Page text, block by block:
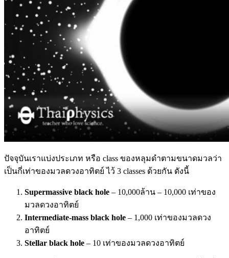
ปัจจุบันเราแบ่งประเภท หรือ class ของหลุมดำตามขนาดมวลว่า
เป็นกี่เท่าของมวลดวงอาทิตย์ ไว้ 3 classes ด้วยกัน ดังนี้
Supermassive black hole – 10,000ล้าน – 10,000 เท่าของ
มวลดวงอาทิตย์
Intermediate-mass black hole – 1,000 เท่าของมวลดวง
อาทิตย์
Stellar black hole – 10 เท่าของมวลดวงอาทิตย์